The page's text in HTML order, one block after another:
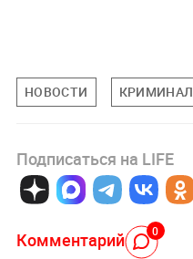
НОВОСТИ КРИМИНАЛ
Подписаться на LIFE
Комментарий 0